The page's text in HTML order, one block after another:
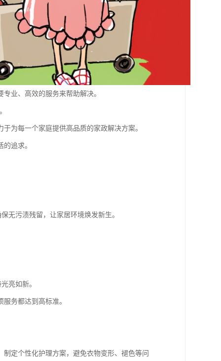
业、高效的服务来帮助解决。
为每一个家庭提供高品质的家政解决方案。
追求。
无污渍残留，让家居环境焕发新生。
亮如新。
务都达到高标准。
定个性化护理方案，避免衣物变形、褪色等问